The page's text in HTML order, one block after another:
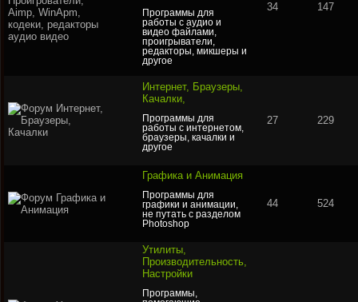
Программы для
работы с аудио и
видео файлами,
проигрыватели,
редакторы, микшеры и
другое
34 147
Интернет, Браузеры,
Качалки,
Программы для
работы с интернетом,
браузеры, качалки и
другое
27 229
Графика и Анимация
Программы для
графики и анимации,
не путать с разделом
Photoshop
44 524
Утилиты,
Производительность,
Настройки
Программы,